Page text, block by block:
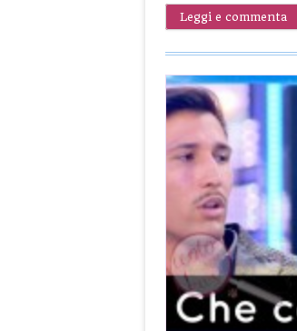
Leggi e commenta